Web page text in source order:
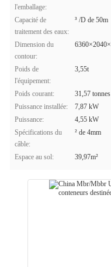
l'emballage:
Capacité de
traitement des eaux:
³ /D de 50m
Dimension du
contour:
Poids de
l'équipement:
3,55t
Poids courant:
31,57 tonnes
Puissance installée:
7,87 kW
Puissance:
4,55 kW
Spécifications du
câble:
² de 4mm
Espace au sol: 39,97m²